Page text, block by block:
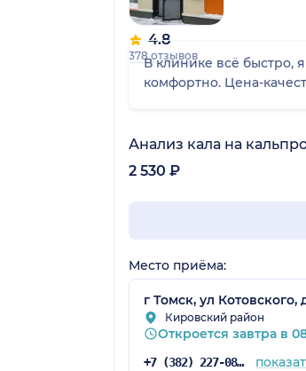
4.8
378 отзывов
В клинике всё быстро,
комфортно. Цена-
Анализ кала на
2 530 ₽
Место приёма:
г Томск, ул Котовского,
Кировский район
Откроется завтра в
+7 (382) 227-08-64